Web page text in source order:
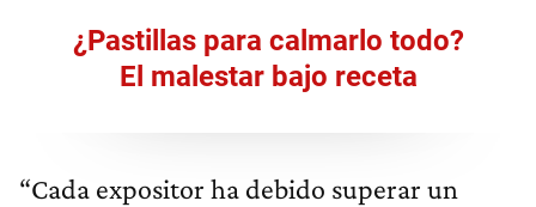
¿Pastillas para calmarlo todo?
El malestar bajo receta
“Cada expositor ha debido superar un